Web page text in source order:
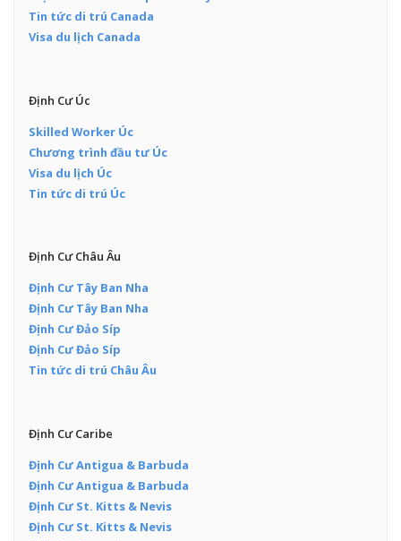
Tin tức di trú Canada
Visa du lịch Canada
Định Cư Úc
Skilled Worker Úc
Chương trình đầu tư Úc
Visa du lịch Úc
Tin tức di trú Úc
Định Cư Châu Âu
Định Cư Tây Ban Nha
Định Cư Tây Ban Nha
Định Cư Đảo Síp
Định Cư Đảo Síp
Tin tức di trú Châu Âu
Định Cư Caribe
Định Cư Antigua & Barbuda
Định Cư Antigua & Barbuda
Định Cư St. Kitts & Nevis
Định Cư St. Kitts & Nevis